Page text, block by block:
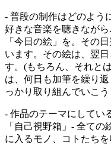
- 普段の制作はどのよう
好きな音楽を聴きなが
「今日の絵」を。その
います。その絵は、翌
す。(もちろん、それと
は、何日も加筆を繰り
っかり取り組んでいこ
- 作品のテーマにしてい
「自己視野箱」- 全て
に入るモノ、コトたち